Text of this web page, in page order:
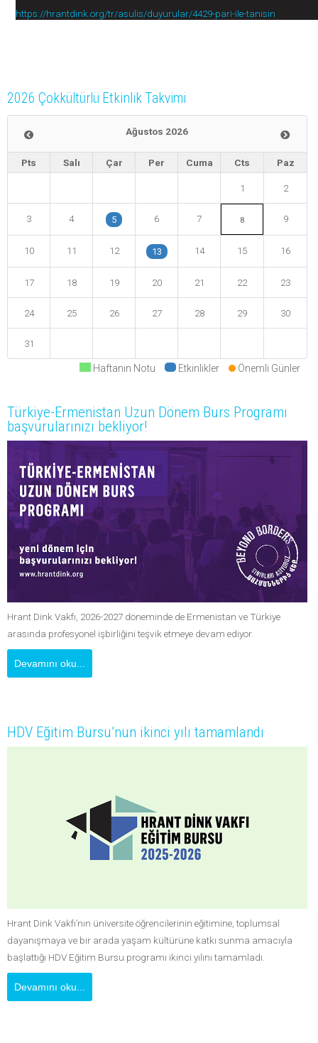
https://hrantdink.org/tr/asulis/duyurular/4429-pari-ile-tanisin
2026 Çokkültürlü Etkinlik Takvimi
Ağustos 2026
Pts Salı Çar Per Cuma Cts Paz
1 2
3 4 5 6 7 8 9
10 11 12 13 14 15 16
17 18 19 20 21 22 23
24 25 26 27 28 29 30
31
Haftanın Notu Etkinlikler Önemli Günler
Türkiye-Ermenistan Uzun Dönem Burs Programı
başvurularınızı bekliyor!
Hrant Dink Vakfı, 2026-2027 döneminde de Ermenistan ve Türkiye
arasında profesyonel işbirliğini teşvik etmeye devam ediyor.
Devamını oku...
HDV Eğitim Bursu’nun ikinci yılı tamamlandı
Hrant Dink Vakfı’nın üniversite öğrencilerinin eğitimine, toplumsal
dayanışmaya ve bir arada yaşam kültürüne katkı sunma amacıyla
başlattığı HDV Eğitim Bursu programı ikinci yılını tamamladı.
Devamını oku...